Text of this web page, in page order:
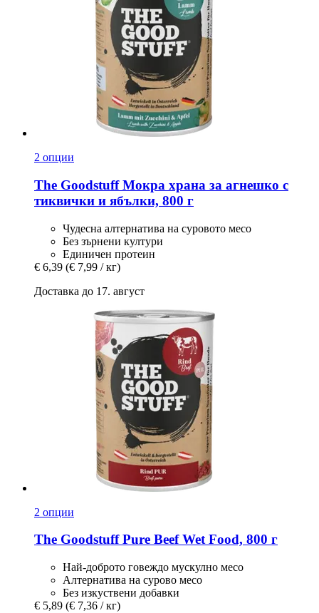
2 опции
The GoodstuffМокра храна за агнешко с
тиквички и ябълки, 800 г
Чудесна алтернатива на суровото месо
Без зърнени култури
Единичен протеин
€ 6,39 (€ 7,99 / кг)
Доставка до 17. август
2 опции
The GoodstuffPure Beef Wet Food, 800 г
Най-доброто говеждо мускулно месо
Алтернатива на сурово месо
Без изкуствени добавки
€ 5,89 (€ 7,36 / кг)